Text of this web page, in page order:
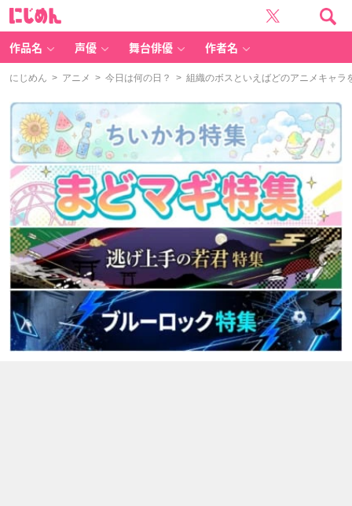
作品名 声優 舞台俳優 作者名
にじめん > アニメ > 今日は何の日？ > 組織のボスといえばどのアニメキャラ